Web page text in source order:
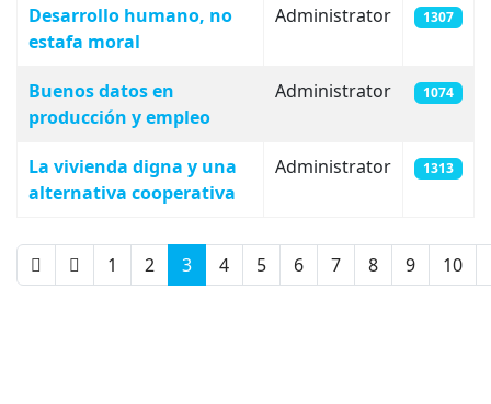
Desarrollo humano, no
estafa moral
Administrator 1307
Buenos datos en
producción y empleo
Administrator 1074
La vivienda digna y una
alternativa cooperativa
Administrator 1313
Page 3 of 14
1 2 3 4 5 6 7 8 9 10